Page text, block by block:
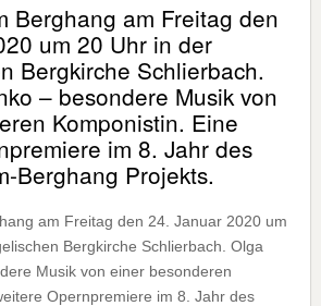
Berghang am Freitag den
um 20 Uhr in der
Bergkirche Schlierbach.
– besondere Musik von
Komponistin. Eine
im 8. Jahr des
Berghang Projekts.
am Freitag den 24. Januar 2020 um
Bergkirche Schlierbach. Olga
Musik von einer besonderen
Opernpremiere im 8. Jahr des